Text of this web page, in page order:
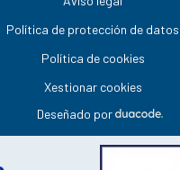
Política de protección de datos
Política de cookies
Xestionar cookies
Deseñado por